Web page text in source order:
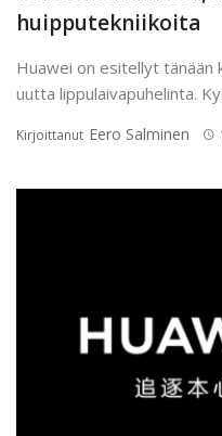
huipputekniikoita
Huawei on esitellyt tänään
uutta lippulaivapuhelinta.
Kirjoittanut Eero Salminen